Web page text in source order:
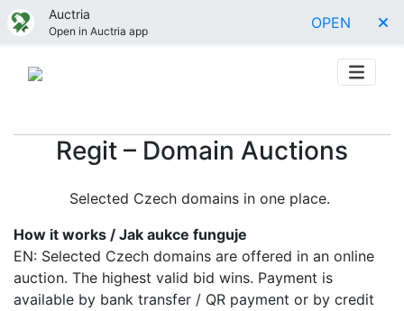
Auctria
Open in Auctria app OPEN
Regit – Domain Auctions
Selected Czech domains in one place.
How it works / Jak aukce funguje
EN: Selected Czech domains are offered in an online
auction. The highest valid bid wins. Payment is
available by bank transfer / QR payment or by credit